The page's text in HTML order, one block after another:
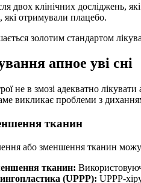
двох клінічних досліджень,
які отримували плацебо.
золотим стандартом
апное уві сні
не в змозі адекватно
викликає проблеми з
тканин
або зменшення тканин
тканин:
(UPPP): UPPP-